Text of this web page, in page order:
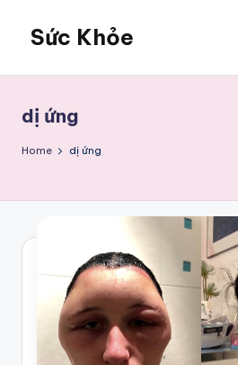
content
Sức Khỏe
dị ứng
Home dị ứng